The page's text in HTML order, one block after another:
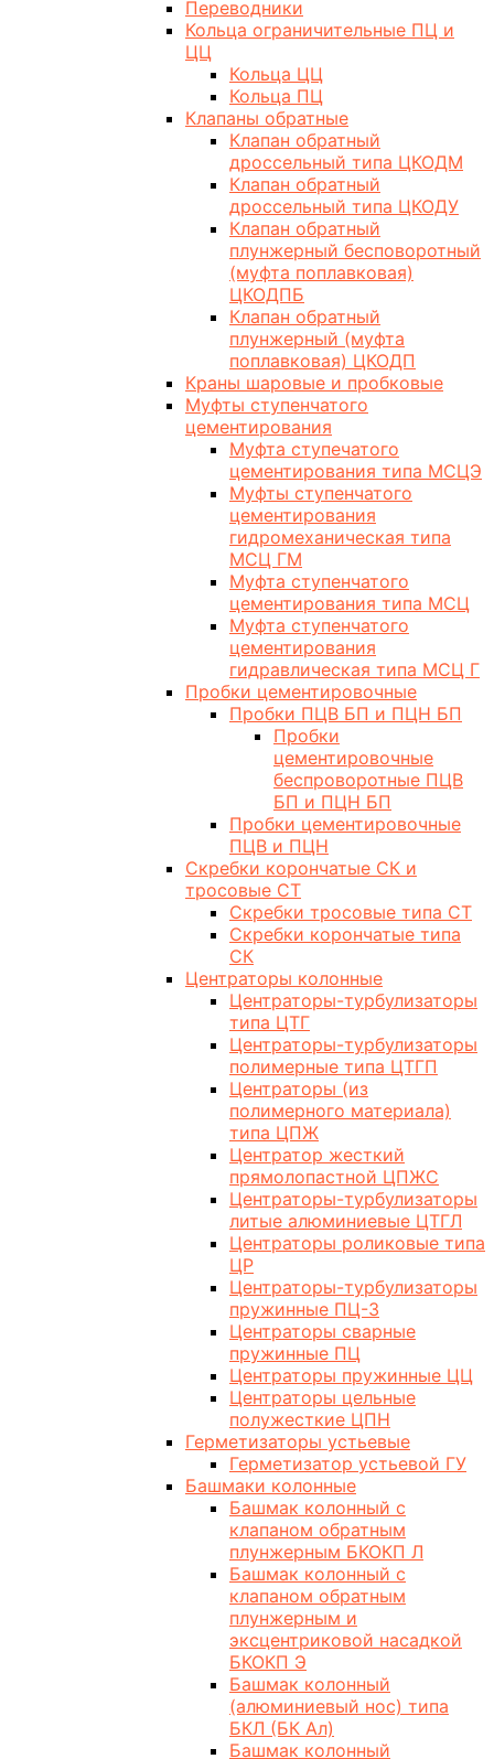
Переводники
Кольца ограничительные ПЦ и
ЦЦ
Кольца ЦЦ
Кольца ПЦ
Клапаны обратные
Клапан обратный
дроссельный типа ЦКОДМ
Клапан обратный
дроссельный типа ЦКОДУ
Клапан обратный
плунжерный бесповоротный
(муфта поплавковая)
ЦКОДПБ
Клапан обратный
плунжерный (муфта
поплавковая) ЦКОДП
Краны шаровые и пробковые
Муфты ступенчатого
цементирования
Муфта ступечатого
цементирования типа МСЦЭ
Муфты ступенчатого
цементирования
гидромеханическая типа
МСЦ ГМ
Муфта ступенчатого
цементирования типа МСЦ
Муфта ступенчатого
цементирования
гидравлическая типа МСЦ Г
Пробки цементировочные
Пробки ПЦВ БП и ПЦН БП
Пробки
цементировочные
беспроворотные ПЦВ
БП и ПЦН БП
Пробки цементировочные
ПЦВ и ПЦН
Скребки корончатые СК и
тросовые СТ
Скребки тросовые типа СТ
Скребки корончатые типа
СК
Центраторы колонные
Центраторы-турбулизаторы
типа ЦТГ
Центраторы-турбулизаторы
полимерные типа ЦТГП
Центраторы (из
полимерного материала)
типа ЦПЖ
Центратор жесткий
прямолопастной ЦПЖС
Центраторы-турбулизаторы
литые алюминиевые ЦТГЛ
Центраторы роликовые типа
ЦР
Центраторы-турбулизаторы
пружинные ПЦ-3
Центраторы сварные
пружинные ПЦ
Центраторы пружинные ЦЦ
Центраторы цельные
полужесткие ЦПН
Герметизаторы устьевые
Герметизатор устьевой ГУ
Башмаки колонные
Башмак колонный с
клапаном обратным
плунжерным БКОКП Л
Башмак колонный с
клапаном обратным
плунжерным и
эксцентриковой насадкой
БКОКП Э
Башмак колонный
(алюминиевый нос) типа
БКЛ (БК Ал)
Башмак колонный